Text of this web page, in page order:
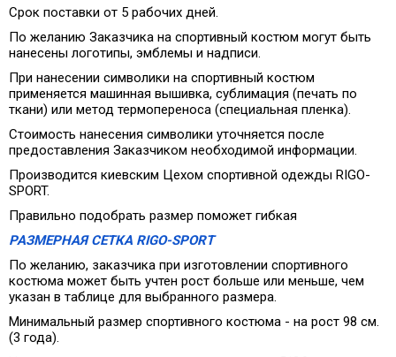
Срок поставки от 5 рабочих дней.
По желанию Заказчика на спортивный костюм могут быть
нанесены логотипы, эмблемы и надписи.
При нанесении символики на спортивный костюм
применяется машинная вышивка, сублимация (печать по
ткани) или метод термопереноса (специальная пленка).
Стоимость нанесения символики уточняется после
предоставления Заказчиком необходимой информации.
Производится киевским Цехом спортивной одежды RIGO-
SPORT.
Правильно подобрать размер поможет гибкая
РАЗМЕРНАЯ СЕТКА RIGO-SPORT
По желанию, заказчика при изготовлении спортивного
костюма может быть учтен рост больше или меньше, чем
указан в таблице для выбранного размера.
Минимальный размер спортивного костюма - на рост 98 см.
(3 года).